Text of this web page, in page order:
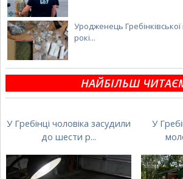
Уродженець
рокі...
НАЙБІЛЬШ
У Гребінці чоловіка засудили
до шести р...
У